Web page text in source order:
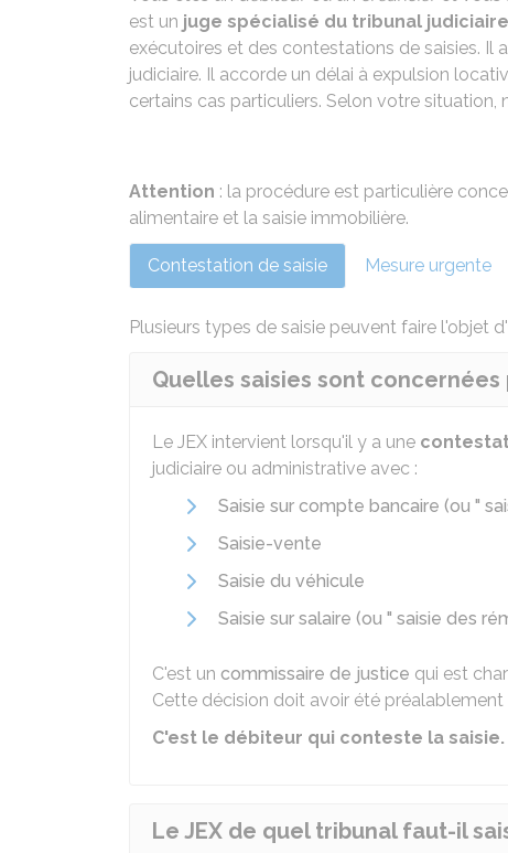
est un juge spécialisé du tribunal judiciaire
exécutoires et des contestations de saisies. Il
judiciaire. Il accorde un délai à expulsion
certains cas particuliers. Selon votre
Attention : la procédure est particulière
alimentaire et la saisie immobilière.
Contestation de saisie Mesure urgente
Plusieurs types de saisie peuvent faire l'objet
Quelles saisies sont concernées
Le JEX intervient lorsqu'il y a une
judiciaire ou administrative avec :
Saisie sur compte bancaire (ou "
Saisie-vente
Saisie du véhicule
Saisie sur salaire (ou " saisie des
C'est un commissaire de justice qui est
Cette décision doit avoir été préalablement
C'est le débiteur qui conteste la saisie.
Le JEX de quel tribunal faut-il